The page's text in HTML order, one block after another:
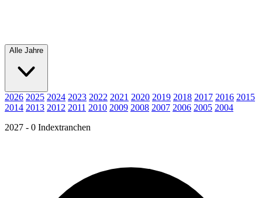
Alle Jahre
2026 2025 2024 2023 2022 2021 2020 2019 2018 2017 2016 2015
2014 2013 2012 2011 2010 2009 2008 2007 2006 2005 2004
2027 - 0 Indextranchen